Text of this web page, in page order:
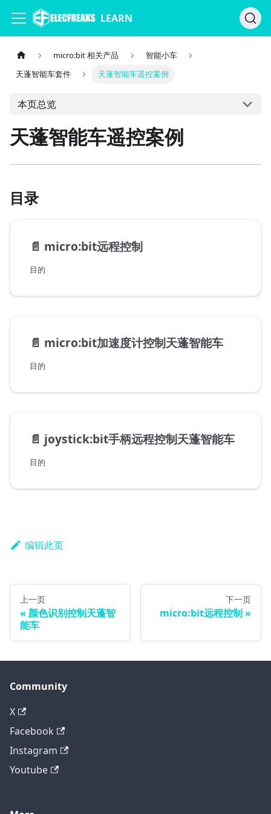
LEARN
micro:bit 相关产品
智能小车
天蓬智能车套件
天蓬智能车遥控案例
本页总览
天蓬智能车遥控案例
目录
📄️ micro:bit远程控制
目的
📄️ micro:bit加速度计控制天蓬智能车
目的
📄️ joystick:bit手柄远程控制天蓬智能车
目的
编辑此页
上一页
颜色识别控制天蓬智
能车
下一页
micro:bit远程控制
Community
X
Facebook
Instagram
Youtube